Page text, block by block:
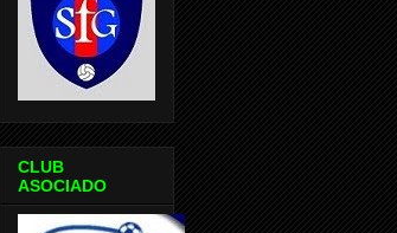
CLUB
ASOCIADO